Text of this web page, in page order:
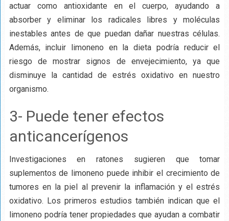
actuar como antioxidante en el cuerpo, ayudando a
absorber y eliminar los radicales libres y moléculas
inestables antes de que puedan dañar nuestras células.
Además, incluir limoneno en la dieta podría reducir el
riesgo de mostrar signos de envejecimiento, ya que
disminuye la cantidad de estrés oxidativo en nuestro
organismo.
3- Puede tener efectos
anticancerígenos
Investigaciones en ratones sugieren que tomar
suplementos de limoneno puede inhibir el crecimiento de
tumores en la piel al prevenir la inflamación y el estrés
oxidativo. Los primeros estudios también indican que el
limoneno podría tener propiedades que ayudan a combatir